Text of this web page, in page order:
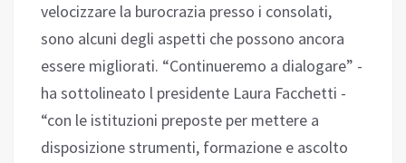
velocizzare la burocrazia presso i consolati,
sono alcuni degli aspetti che possono ancora
essere migliorati. “Continueremo a dialogare” -
ha sottolineato l presidente Laura Facchetti -
“con le istituzioni preposte per mettere a
disposizione strumenti, formazione e ascolto